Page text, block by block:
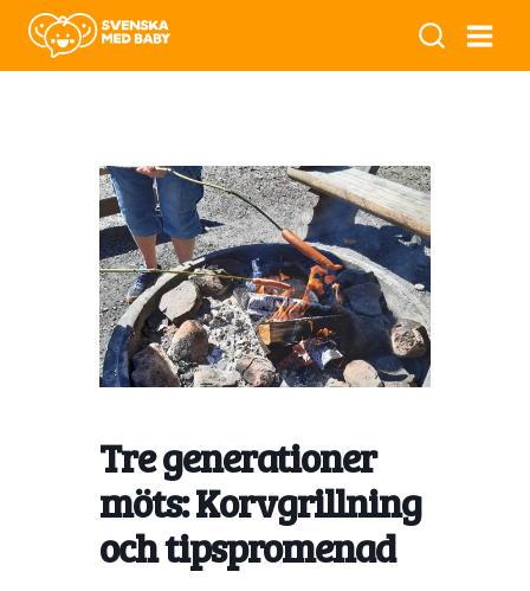
Tre generationer
möts: Korvgrillning
och tipspromenad